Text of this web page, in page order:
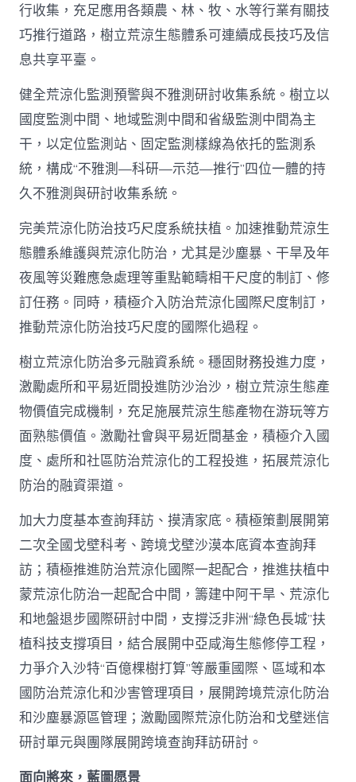
行收集，充足應用各類農、林、牧、水等行業有關技
巧推行道路，樹立荒涼生態體系可連續成長技巧及信
息共享平臺。
健全荒涼化監測預警與不雅測研討收集系統。樹立以
國度監測中間、地域監測中間和省級監測中間為主
干，以定位監測站、固定監測樣線為依托的監測系
統，構成“不雅測—科研—示范—推行”四位一體的持
久不雅測與研討收集系統。
完美荒涼化防治技巧尺度系統扶植。加速推動荒涼生
態體系維護與荒涼化防治，尤其是沙塵暴、干旱及年
夜風等災難應急處理等重點範疇相干尺度的制訂、修
訂任務。同時，積極介入防治荒涼化國際尺度制訂，
推動荒涼化防治技巧尺度的國際化過程。
樹立荒涼化防治多元融資系統。穩固財務投進力度，
激勵處所和平易近間投進防沙治沙，樹立荒涼生態產
物價值完成機制，充足施展荒涼生態產物在游玩等方
面熟態價值。激勵社會與平易近間基金，積極介入國
度、處所和社區防治荒涼化的工程投進，拓展荒涼化
防治的融資渠道。
加大力度基本查詢拜訪、摸清家底。積極策劃展開第
二次全國戈壁科考、跨境戈壁沙漠本底資本查詢拜
訪；積極推進防治荒涼化國際一起配合，推進扶植中
蒙荒涼化防治一起配合中間，籌建中阿干旱、荒涼化
和地盤退步國際研討中間，支撐泛非洲“綠色長城”扶
植科技支撐項目，結合展開中亞咸海生態修停工程，
力爭介入沙特“百億棵樹打算”等嚴重國際、區域和本
國防治荒涼化和沙害管理項目，展開跨境荒涼化防治
和沙塵暴源區管理；激勵國際荒涼化防治和戈壁迷信
研討單元與團隊展開跨境查詢拜訪研討。
面向將來，藍圖愿景